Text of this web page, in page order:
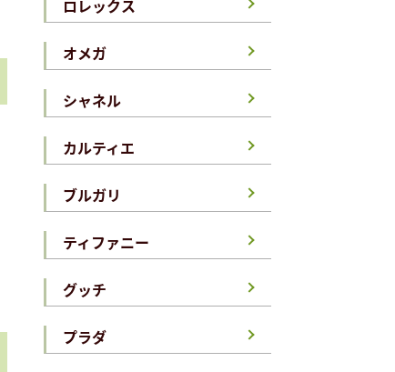
ロレックス
オメガ
シャネル
カルティエ
ブルガリ
ティファニー
グッチ
プラダ